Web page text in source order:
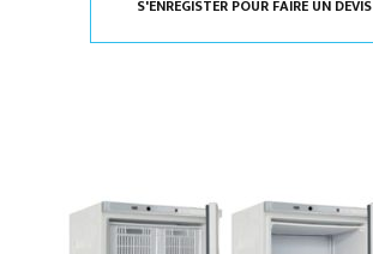
S'ENREGISTER POUR FAIRE UN DEVIS